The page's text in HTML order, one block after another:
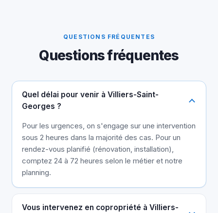
QUESTIONS FRÉQUENTES
Questions fréquentes
Quel délai pour venir à Villiers-Saint-
Georges ?
Pour les urgences, on s'engage sur une intervention
sous 2 heures dans la majorité des cas. Pour un
rendez-vous planifié (rénovation, installation),
comptez 24 à 72 heures selon le métier et notre
planning.
Vous intervenez en copropriété à Villiers-